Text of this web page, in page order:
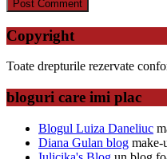
Copyright
Toate drepturile rezervate
bloguri care imi plac
Blogul Luiza Daneliuc
Diana Gulan blog make-